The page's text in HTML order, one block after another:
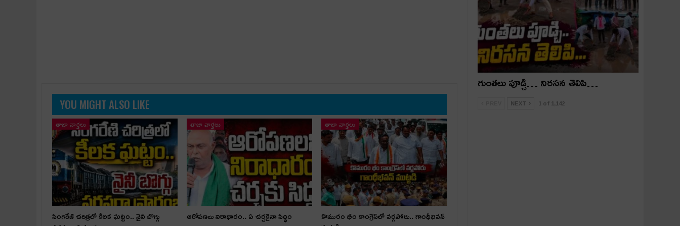
YOU MIGHT ALSO LIKE
తాజా వార్తలు
సింగరేణి చరిత్రలో కీలక ఘట్టం.. నైనీ బొగ్గు
తాజా వార్తలు
ఆరోపణలు నిరాధారం.. ఏ చర్చకైనా సిద్ధం
తాజా వార్తలు
కొమురం భీం కాంగ్రెస్‌లో వర్గపోరు.. గాంధీభవన్
గుంతలు పూడ్చి… నిరసన తెలిపి…
NEXT 1 of 1,142